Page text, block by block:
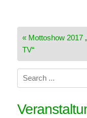
« Mottoshow 2017
TV“
Search
for: